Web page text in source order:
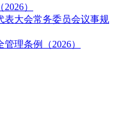
）
表大会常务委员会议事规
理条例（2026）